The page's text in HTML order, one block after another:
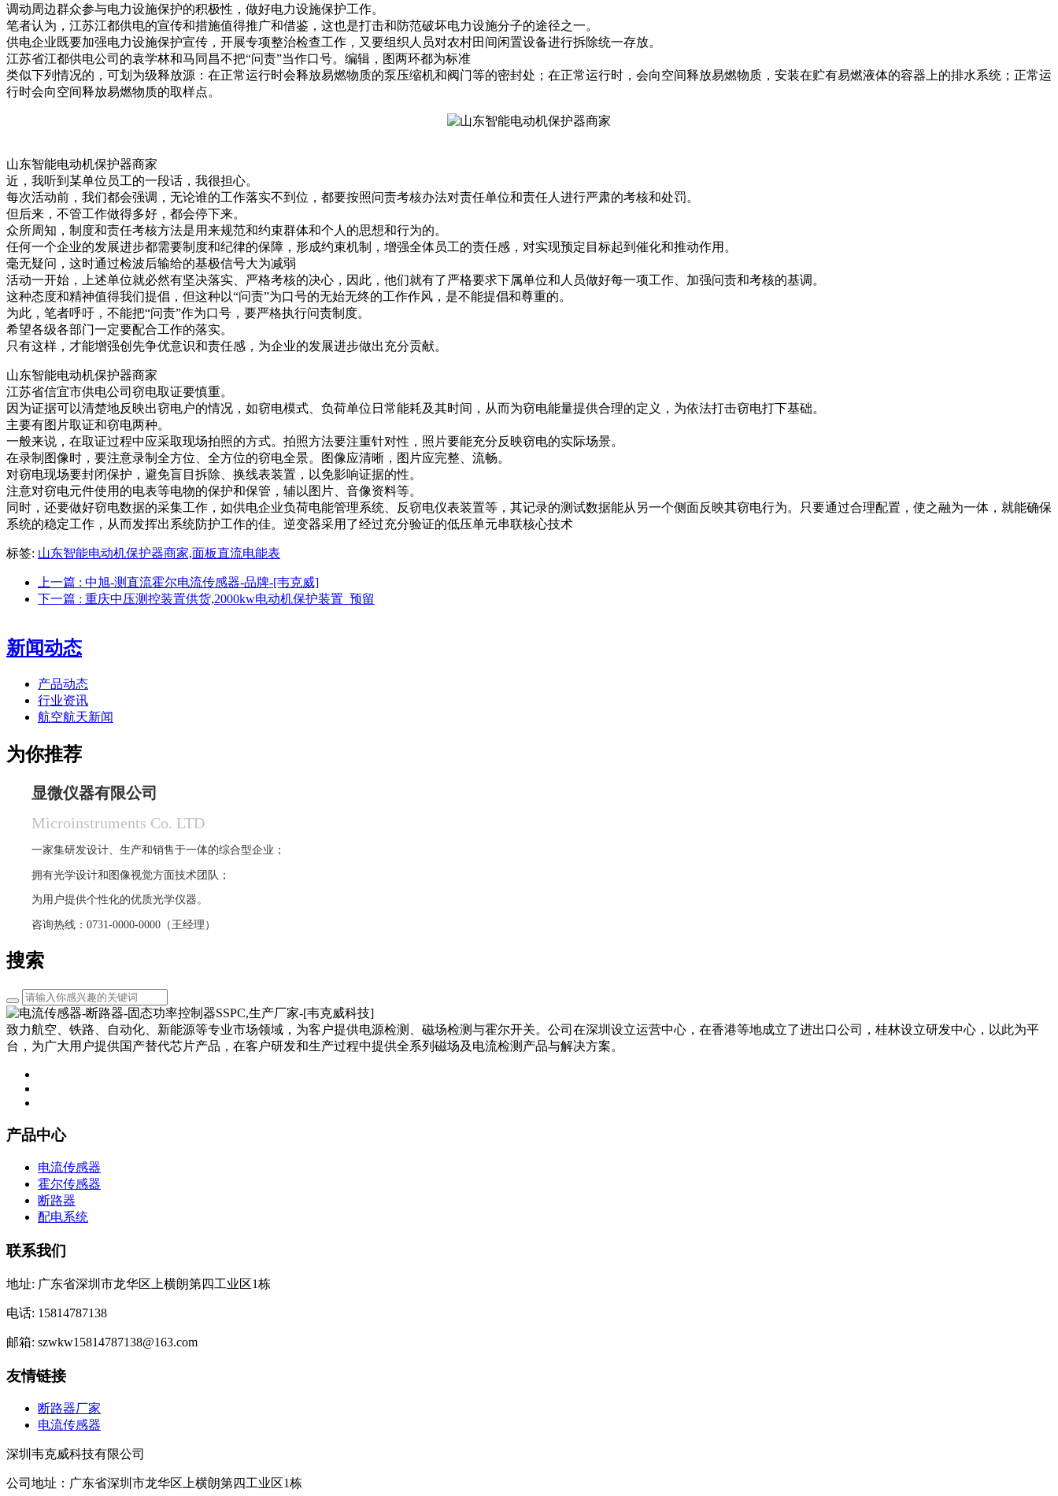
调动周边群众参与电力设施保护的积极性，做好电力设施保护工作。
笔者认为，江苏江都供电的宣传和措施值得推广和借鉴，这也是打击和防范破坏电力设施分子的途径之一。
供电企业既要加强电力设施保护宣传，开展专项整治检查工作，又要组织人员对农村田间闲置设备进行拆除统一存放。
江苏省江都供电公司的袁学林和马同昌不把“问责”当作口号。编辑，图两环都为标准
类似下列情况的，可划为级释放源：在正常运行时会释放易燃物质的泵压缩机和阀门等的密封处；在正常运行时，会向空间释放易燃物质，安装在贮有易燃液体的容器上的排水系统；正常运
行时会向空间释放易燃物质的取样点。
山东智能电动机保护器商家
近，我听到某单位员工的一段话，我很担心。
每次活动前，我们都会强调，无论谁的工作落实不到位，都要按照问责考核办法对责任单位和责任人进行严肃的考核和处罚。
但后来，不管工作做得多好，都会停下来。
众所周知，制度和责任考核方法是用来规范和约束群体和个人的思想和行为的。
任何一个企业的发展进步都需要制度和纪律的保障，形成约束机制，增强全体员工的责任感，对实现预定目标起到催化和推动作用。
毫无疑问，这时通过检波后输给的基极信号大为减弱
活动一开始，上述单位就必然有坚决落实、严格考核的决心，因此，他们就有了严格要求下属单位和人员做好每一项工作、加强问责和考核的基调。
这种态度和精神值得我们提倡，但这种以“问责”为口号的无始无终的工作作风，是不能提倡和尊重的。
为此，笔者呼吁，不能把“问责”作为口号，要严格执行问责制度。
希望各级各部门一定要配合工作的落实。
只有这样，才能增强创先争优意识和责任感，为企业的发展进步做出充分贡献。
山东智能电动机保护器商家
江苏省信宜市供电公司窃电取证要慎重。
因为证据可以清楚地反映出窃电户的情况，如窃电模式、负荷单位日常能耗及其时间，从而为窃电能量提供合理的定义，为依法打击窃电打下基础。
主要有图片取证和窃电两种。
一般来说，在取证过程中应采取现场拍照的方式。拍照方法要注重针对性，照片要能充分反映窃电的实际场景。
在录制图像时，要注意录制全方位、全方位的窃电全景。图像应清晰，图片应完整、流畅。
对窃电现场要封闭保护，避免盲目拆除、换线表装置，以免影响证据的性。
注意对窃电元件使用的电表等电物的保护和保管，辅以图片、音像资料等。
同时，还要做好窃电数据的采集工作，如供电企业负荷电能管理系统、反窃电仪表装置等，其记录的测试数据能从另一个侧面反映其窃电行为。只要通过合理配置，使之融为一体，就能确保
系统的稳定工作，从而发挥出系统防护工作的佳。逆变器采用了经过充分验证的低压单元串联核心技术
标签: 山东智能电动机保护器商家,面板直流电能表
上一篇 : 中旭-测直流霍尔电流传感器-品牌-[韦克威]
下一篇 : 重庆中压测控装置供货,2000kw电动机保护装置_预留
新闻动态
产品动态
行业资讯
航空航天新闻
为你推荐
显微仪器有限公司
Microinstruments Co. LTD
一家集研发设计、生产和销售于一体的综合型企业；
拥有光学设计和图像视觉方面技术团队；
为用户提供个性化的优质光学仪器。
咨询热线：0731-0000-0000（王经理）
搜索
致力航空、铁路、自动化、新能源等专业市场领域，为客户提供电源检测、磁场检测与霍尔开关。公司在深圳设立运营中心，在香港等地成立了进出口公司，桂林设立研发中心，以此为平
台，为广大用户提供国产替代芯片产品，在客户研发和生产过程中提供全系列磁场及电流检测产品与解决方案。
产品中心
电流传感器
霍尔传感器
断路器
配电系统
联系我们
地址: 广东省深圳市龙华区上横朗第四工业区1栋
电话: 15814787138
邮箱: szwkw15814787138@163.com
友情链接
断路器厂家
电流传感器
深圳韦克威科技有限公司
公司地址：广东省深圳市龙华区上横朗第四工业区1栋